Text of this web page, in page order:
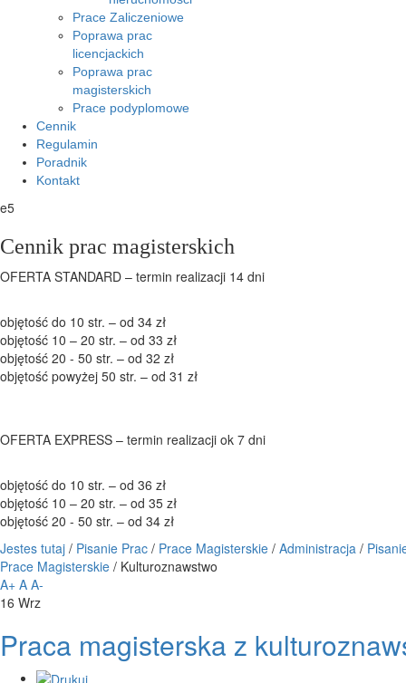
Prace Zaliczeniowe
Poprawa prac
licencjackich
Poprawa prac
magisterskich
Prace podyplomowe
Cennik
Regulamin
Poradnik
Kontakt
e5
Cennik prac magisterskich
OFERTA STANDARD – termin realizacji 14 dni
objętość do 10 str. – od 34 zł
objętość 10 – 20 str. – od 33 zł
objętość 20 - 50 str. – od 32 zł
objętość powyżej 50 str. – od 31 zł
OFERTA EXPRESS – termin realizacji ok 7 dni
objętość do 10 str. – od 36 zł
objętość 10 – 20 str. – od 35 zł
objętość 20 - 50 str. – od 34 zł
Jestes tutaj / Pisanie Prac / Prace Magisterskie / Administracja /
Prace Magisterskie / Kulturoznawstwo
A+ A A-
16 Wrz
Praca magisterska z